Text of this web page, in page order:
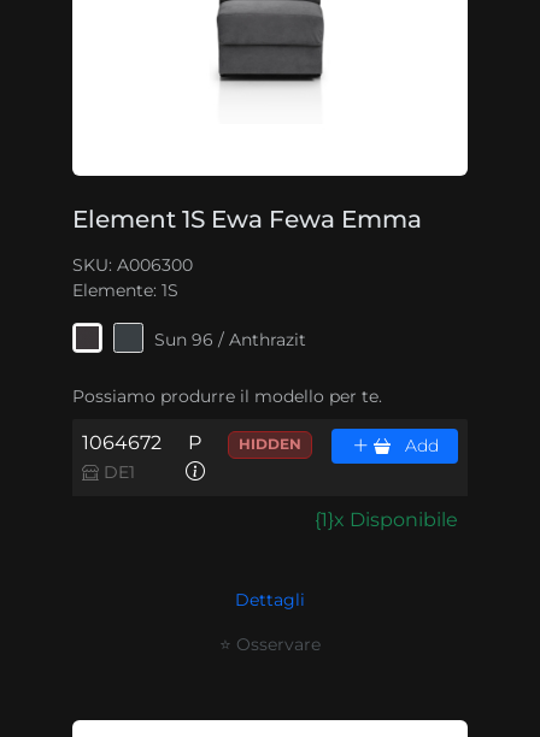
Element 1S Ewa Fewa Emma
SKU: A006300
Elemente: 1S
Sun 96 / Anthrazit
Possiamo produrre il modello per te.
1064672
DE1
P HIDDEN Add
{1}x Disponibile
Dettagli
⭐ Osservare